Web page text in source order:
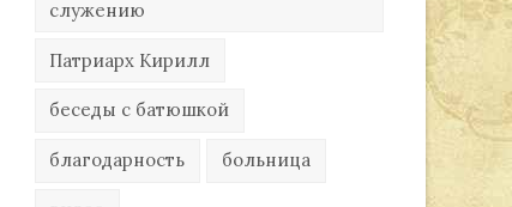
служению
Патриарх Кирилл
беседы с батюшкой
благодарность больница